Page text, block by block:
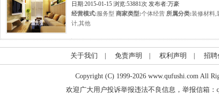
日期:2015-01-15 浏览:53881次 发布者:万豪
经营模式:服务型 商家类型:个体经营 所属分类:装修材料,
计,其他
关于我们 免责声明 权利声明 招聘
Copyright (C) 1999-2026 www.qufushi.com
欢迎广大用户投诉举报违法不良信息，举报信箱：